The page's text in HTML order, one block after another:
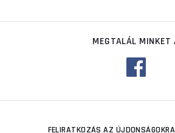
MEGTALÁL MINKET
FELIRATKOZÁS AZ